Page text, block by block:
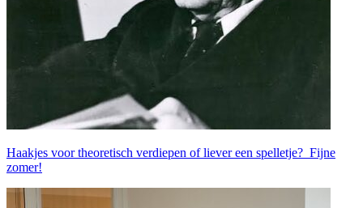
Haakjes voor theoretisch verdiepen of liever een spelletje? Fijne
zomer!